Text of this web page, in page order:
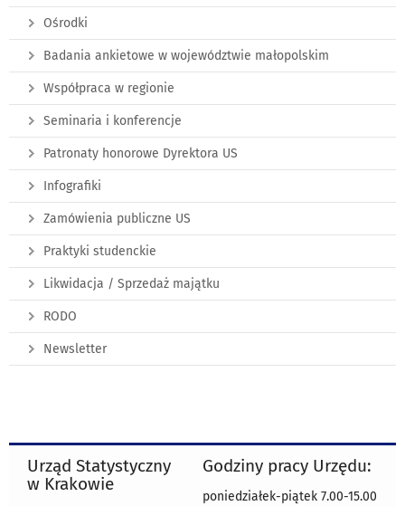
Ośrodki
Badania ankietowe w województwie małopolskim
Współpraca w regionie
Seminaria i konferencje
Patronaty honorowe Dyrektora US
Infografiki
Zamówienia publiczne US
Praktyki studenckie
Likwidacja / Sprzedaż majątku
RODO
Newsletter
Urząd Statystyczny
w Krakowie
Godziny pracy Urzędu:
poniedziałek-piątek 7.00-15.00